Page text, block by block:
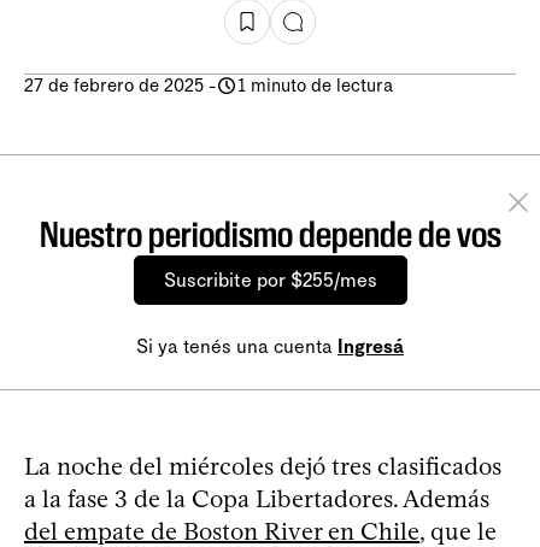
27 de febrero de 2025 - 1 minuto de lectura
Nuestro periodismo depende de vos
Suscribite por $255/mes
Si ya tenés una cuenta Ingresá
La noche del miércoles dejó tres clasificados
a la fase 3 de la Copa Libertadores. Además
del empate de Boston River en Chile, que le